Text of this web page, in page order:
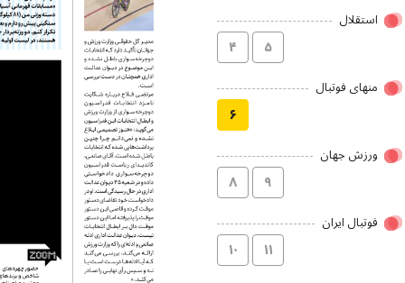
استقلال
۴ ۵
منهای فوتبال
۶
ورزش جهان
۸ ۹
فوتبال ایران
۱۰ ۱۱